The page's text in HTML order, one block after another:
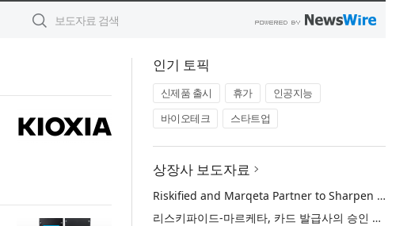
인기 토픽
신제품 출시 휴가
인공지능
바이오테크
스타트업
상장사 보도자료
Riskified and Marqeta Partner to Sharpen Card Issuer Authorization Decisions and Help Reduce False Declines
리스키파이드-마르케타, 카드 발급사의 승인 판단 정교화 및 오거절 감소 위해 협력